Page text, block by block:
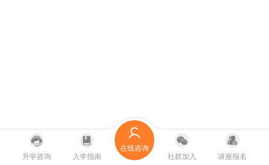
升学咨询 入学指南
在线咨询
社群加入
讲座报名